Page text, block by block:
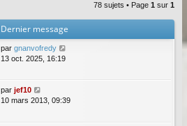
r
78 sujets • Page 1 sur 1
Dernier message
par gnanvofredy
13 oct. 2025, 16:19
par jef10
10 mars 2013, 09:39